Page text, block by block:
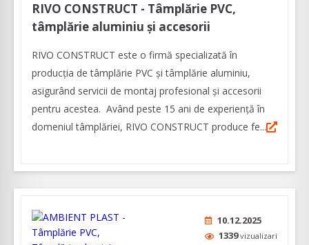
RIVO CONSTRUCT - Tâmplărie PVC,
tâmplărie aluminiu şi accesorii
RIVO CONSTRUCT este o firmă specializată în
producția de tâmplărie PVC și tâmplărie aluminiu,
asigurând servicii de montaj profesional și accesorii
pentru acestea. Având peste 15 ani de experiență în
domeniul tâmplăriei, RIVO CONSTRUCT produce fe...
10.12.2025
1339vizualizari